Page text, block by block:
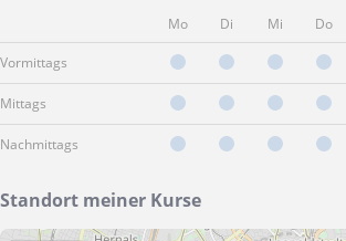
Mo Di Mi Do
Vormittags
Mittags
Nachmittags
Standort meiner Kurse